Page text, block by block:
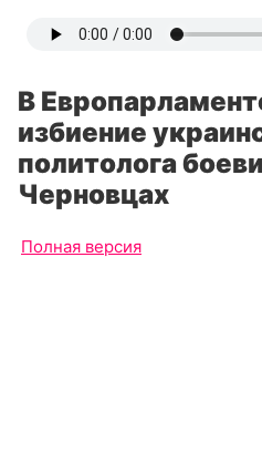
В
избиение
политолога
Черновцах
Полная версия